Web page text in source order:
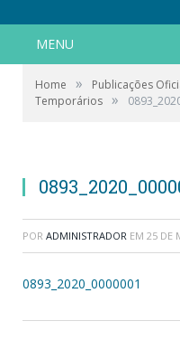
MENU
Home » Publicações
Temporários »
POR ADMINISTRADOR EM 25 DE
0893_2020_0000001